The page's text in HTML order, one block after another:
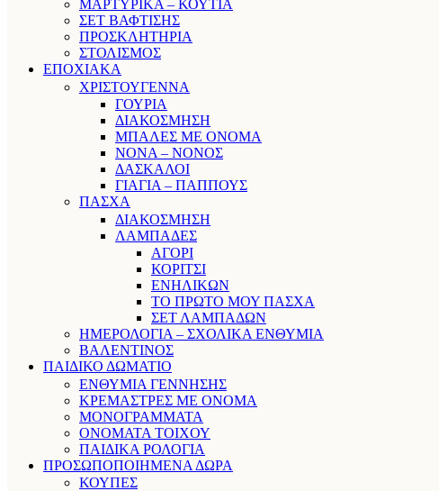
ΜΑΡΤΥΡΙΚΑ – ΚΟΥΤΙΑ
ΣΕΤ ΒΑΦΤΙΣΗΣ
ΠΡΟΣΚΛΗΤΗΡΙΑ
ΣΤΟΛΙΣΜΟΣ
ΕΠΟΧΙΑΚΑ
ΧΡΙΣΤΟΥΓΕΝΝΑ
ΓΟΥΡΙΑ
ΔΙΑΚΟΣΜΗΣΗ
ΜΠΑΛΕΣ ΜΕ ΟΝΟΜΑ
ΝΟΝΑ – ΝΟΝΟΣ
ΔΑΣΚΑΛΟΙ
ΓΙΑΓΙΑ – ΠΑΠΠΟΥΣ
ΠΑΣΧΑ
ΔΙΑΚΟΣΜΗΣΗ
ΛΑΜΠΑΔΕΣ
ΑΓΟΡΙ
ΚΟΡΙΤΣΙ
ΕΝΗΛΙΚΩΝ
ΤΟ ΠΡΩΤΟ ΜΟΥ ΠΑΣΧΑ
ΣΕΤ ΛΑΜΠΑΔΩΝ
ΗΜΕΡΟΛΟΓΙΑ – ΣΧΟΛΙΚΑ ΕΝΘΥΜΙΑ
ΒΑΛΕΝΤΙΝΟΣ
ΠΑΙΔΙΚΟ ΔΩΜΑΤΙΟ
ΕΝΘΥΜΙΑ ΓΕΝΝΗΣΗΣ
ΚΡΕΜΑΣΤΡΕΣ ΜΕ ΟΝΟΜΑ
ΜΟΝΟΓΡΑΜΜΑΤΑ
ΟΝΟΜΑΤΑ ΤΟΙΧΟΥ
ΠΑΙΔΙΚΑ ΡΟΛΟΓΙΑ
ΠΡΟΣΩΠΟΠΟΙΗΜΕΝΑ ΔΩΡΑ
ΚΟΥΠΕΣ